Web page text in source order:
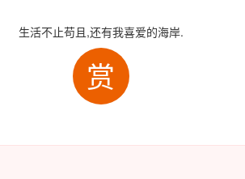
生活不止苟且,还有我喜爱的海岸.
赏